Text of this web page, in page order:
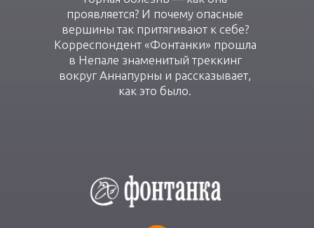
проявляется? И почему опасные
вершины так притягивают к себе?
Корреспондент «Фонтанки» прошла
в Непале знаменитый треккинг
вокруг Аннапурны и рассказывает,
как это было.